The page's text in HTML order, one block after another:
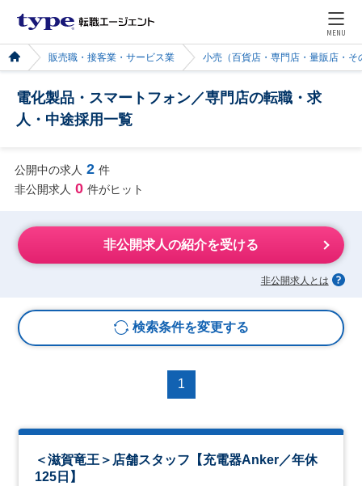
MENU
販売職・接客業・サービス業 小売（百貨店・専門店・量販店・そ
電化製品・スマートフォン／専門店の転職・求
人・中途採用一覧
公開中の求人 2 件
非公開求人 0 件がヒット
非公開求人の紹介を受ける
非公開求人とは
検索条件を変更する
1
＜滋賀竜王＞店舗スタッフ【充電器Anker／年休
125日】